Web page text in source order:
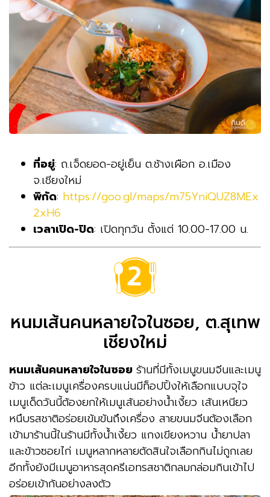
ที่อยู่: ถ.เจ็ดยอด-อยู่เย็น ต.ช้างเผือก อ.เมือง
จ.เชียงใหม่
พิกัด: https://goo.gl/maps/m75YniQUZ8MEx
2xH6
เวลาเปิด-ปิด: เปิดทุกวัน ตั้งแต่ 10.00-17.00 น.
หนมเส้นคนหลายใจในซอย, ต.สุเทพ
เชียงใหม่
หนมเส้นคนหลายใจในซอย ร้านที่มีทั้งเมนูขนมจีนและเมนู
ข้าว แต่ละเมนูเครื่องครบแน่นมีท็อปปิ้งให้เลือกแบบจุใจ
เมนูเด็ดวันนี้ต้องยกให้เมนูเส้นอย่างน้ำเงี้ยว เส้นเหนียว
หนึบรสชาติอร่อยเข้มข้นถึงเครื่อง สายขนมจีนต้องเลือก
เข้ามาร้านนี้ในร้านมีทั้งน้ำเงี้ยว แกงเขียงหวาน น้ำยาปลา
และข้าวซอยไก่ เมนูหลากหลายตัดสินใจเลือกกินไม่ถูกเลย
อีกทั้งยังมีเมนูอาหารสุดครีเอทรสชาติกลมกล่อมกินเข้าไป
อร่อยเข้ากันอย่างลงตัว